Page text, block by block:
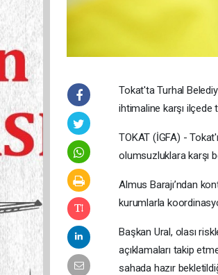
Tokat'ta Turhal
ihtimaline karşı ilçede
TOKAT (İGFA) -
olumsuzluklara karşı
Almus Barajı’ndan
kurumlarla
Başkan Ural, olası
açıklamaları takip
sahada hazır